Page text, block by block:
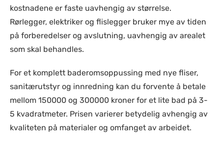
kostnadene er faste uavhengig av størrelse.
Rørlegger, elektriker og flislegger bruker mye av tiden
på forberedelser og avslutning, uavhengig av arealet
som skal behandles.
For et komplett baderomsoppussing med nye fliser,
sanitærutstyr og innredning kan du forvente å betale
mellom 150000 og 300000 kroner for et lite bad på 3-
5 kvadratmeter. Prisen varierer betydelig avhengig av
kvaliteten på materialer og omfanget av arbeidet.